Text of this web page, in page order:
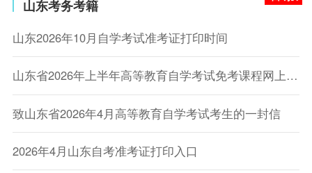
山东考务考籍
山东2026年10月自学考试准考证打印时间
山东省2026年上半年高等教育自学考试免考课程网上申请考生须知
致山东省2026年4月高等教育自学考试考生的一封信
2026年4月山东自考准考证打印入口